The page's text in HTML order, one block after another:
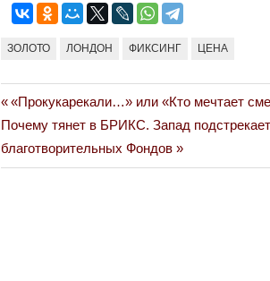
ЗОЛОТО ЛОНДОН ФИКСИНГ ЦЕНА
Навигация
по
Previous
Post:
«Прокукарекали…» или «Кто мечтает
Next
Post:
Почему тянет в БРИКС. Запад
благотворительных Фондов